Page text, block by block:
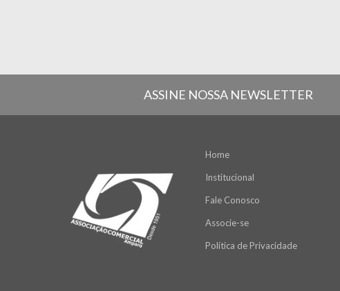
ASSINE NOSSA NEWSLETTER
Home
Institucional
Fale Conosco
Associe-se
Política de Privacidade